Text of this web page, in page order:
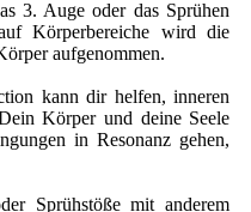
3. Auge oder das Sprühen
Körperbereiche wird die
aufgenommen.
kann dir helfen, inneren
Körper und deine Seele
in Resonanz gehen,
Sprühstöße mit anderem